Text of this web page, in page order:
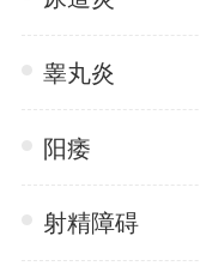
睾丸炎
阳痿
射精障碍